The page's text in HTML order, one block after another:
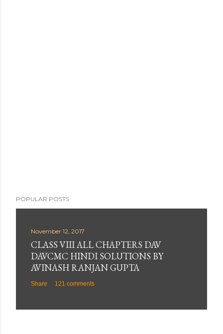
POPULAR POSTS
November 12, 2017
CLASS VIII ALL CHAPTERS DAV
DAVCMC HINDI SOLUTIONS BY
AVINASH RANJAN GUPTA
Share 121 comments